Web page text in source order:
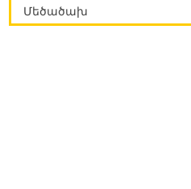
Մեծածախ